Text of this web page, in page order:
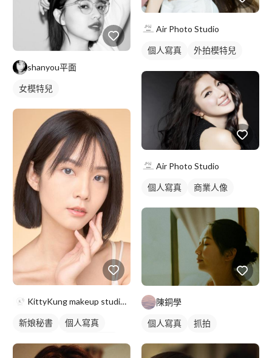
shanyou平面
女模特兒
KittyKung makeup studio-新秘kitt
新娘秘書
個人寫真
Air Photo Studio
個人寫真
外拍模特兒
Air Photo Studio
個人寫真 商業人像
陳銅學
個人寫真 抓拍